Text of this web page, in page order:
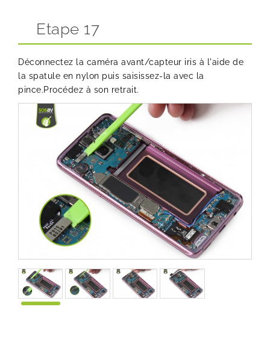
Etape 17
Déconnectez la caméra avant/capteur iris à l'aide de
la spatule en nylon puis saisissez-la avec la
pince.Procédez à son retrait.